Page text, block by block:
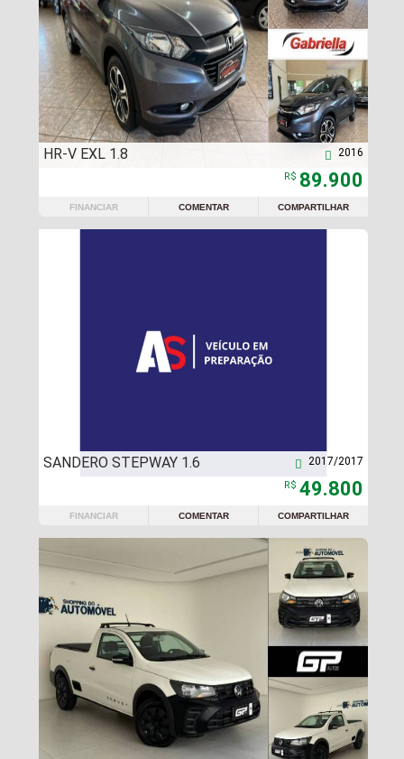
HR-V EXL 1.8 2016

R$ 89.900
FINANCIAR COMENTAR COMPARTILHAR
SANDERO STEPWAY 1.6 2017/2017

R$ 49.800
FINANCIAR COMENTAR COMPARTILHAR